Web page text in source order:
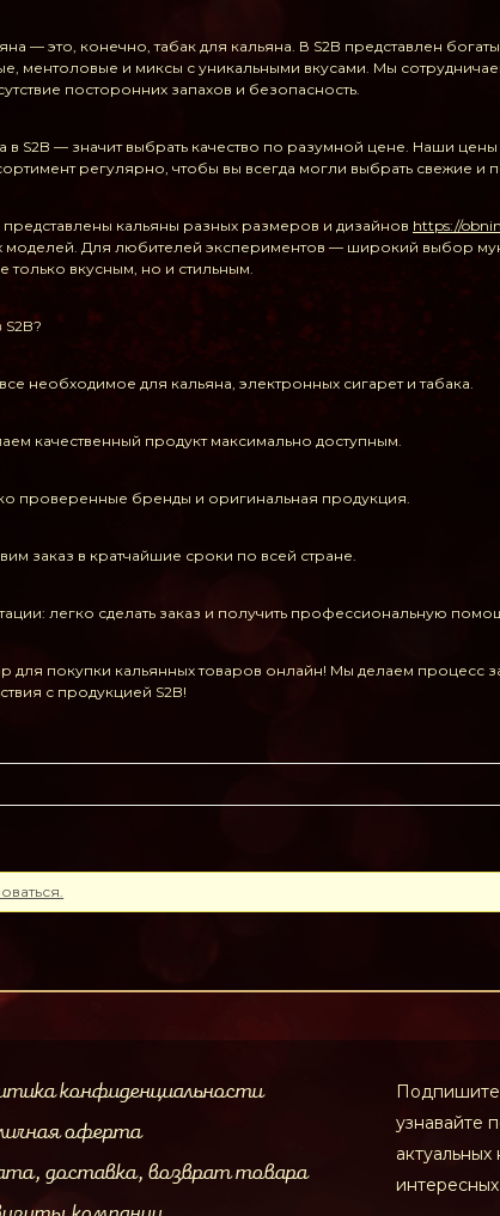
— это, конечно, табак для кальяна. В S2B представлен
ментоловые и миксы с уникальными вкусами. Мы
посторонних запахов и безопасность.
в S2B — значит выбрать качество по разумной цене. Наши
регулярно, чтобы вы всегда могли выбрать свежие и
кальяны разных размеров и дизайнов https://
моделей. Для любителей экспериментов — широкий выбор
только вкусным, но и стильным.
S2B?
необходимое для кальяна, электронных сигарет и табака.
качественный продукт максимально доступным.
проверенные бренды и оригинальная продукция.
заказ в кратчайшие сроки по всей стране.
легко сделать заказ и получить профессиональную
для покупки кальянных товаров онлайн! Мы делаем процесс
с продукцией S2B!
конфиденциальности
оферта
доставка, возврат товара
узнавайте
актуальных